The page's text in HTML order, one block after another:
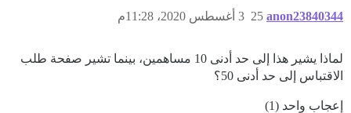
anon23840344 3 أغسطس 2020، 11:28م 25
لماذا يشير هذا إلى حد أدنى 10 مساهمين، بينما تشير صفحة طلب
الاقتباس إلى حد أدنى 50؟
إعجاب واحد (1)